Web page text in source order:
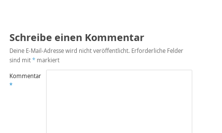
Schreibe einen Kommentar
Deine E-Mail-Adresse wird nicht veröffentlicht. Erforderliche Felder
sind mit *markiert
Kommentar
*